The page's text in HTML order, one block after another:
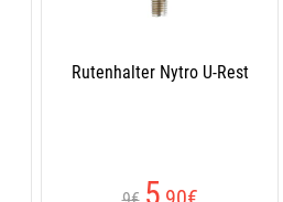
Rutenhalter Nytro U-Rest
5